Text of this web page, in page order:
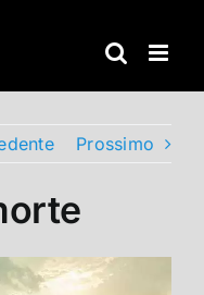
Prossimo